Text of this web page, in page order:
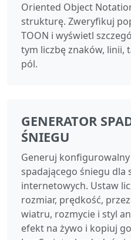
Oriented Object
strukturę. Zweryfikuj
TOON i wyświetl
tym liczbę znaków, linii,
pól.
GENERATOR
ŚNIEGU
Generuj
spadającego śniegu dla
internetowych. Ustaw
rozmiar, prędkość,
wiatru, rozmycie i styl
efekt na żywo i kopiuj